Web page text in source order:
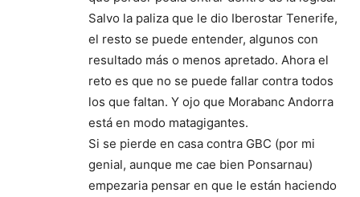
Salvo la paliza que le dio Iberostar Tenerife,
el resto se puede entender, algunos con
resultado más o menos apretado. Ahora el
reto es que no se puede fallar contra todos
los que faltan. Y ojo que Morabanc Andorra
está en modo matagigantes.
Si se pierde en casa contra GBC (por mi
genial, aunque me cae bien Ponsarnau)
empezaria pensar en que le están haciendo